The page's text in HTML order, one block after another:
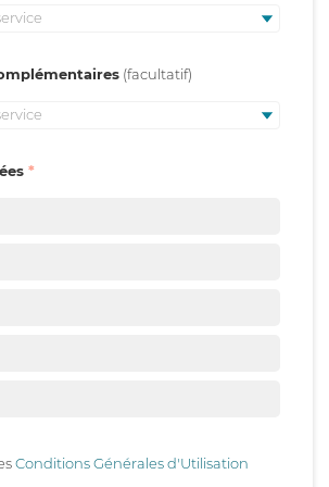
Conditions Générales d'Utilisation